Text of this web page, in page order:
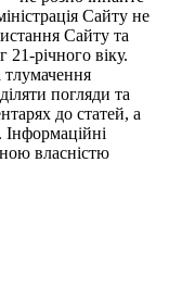
Сайту не
Сайту та
21-річного віку.
тлумачення
погляди та
до статей, а
власністю